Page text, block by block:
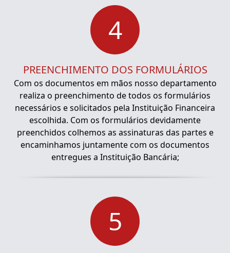
4
PREENCHIMENTO DOS FORMULÁRIOS
Com os documentos em mãos nosso departamento
realiza o preenchimento de todos os formulários
necessários e solicitados pela Instituição Financeira
escolhida. Com os formulários devidamente
preenchidos colhemos as assinaturas das partes e
encaminhamos juntamente com os documentos
entregues a Instituição Bancária;
5